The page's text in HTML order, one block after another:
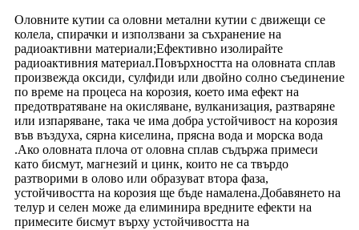
Оловните кутии са оловни метални кутии с движещи се
колела, спирачки и използвани за съхранение на
радиоактивни материали;Ефективно изолирайте
радиоактивния материал.Повърхността на оловната сплав
произвежда оксиди, сулфиди или двойно солно съединение
по време на процеса на корозия, което има ефект на
предотвратяване на окисляване, вулканизация, разтваряне
или изпаряване, така че има добра устойчивост на корозия
във въздуха, сярна киселина, прясна вода и морска вода
.Ако оловната плоча от оловна сплав съдържа примеси
като бисмут, магнезий и цинк, които не са твърдо
разтворими в олово или образуват втора фаза,
устойчивостта на корозия ще бъде намалена.Добавянето на
телур и селен може да елиминира вредните ефекти на
примесите бисмут върху устойчивостта на